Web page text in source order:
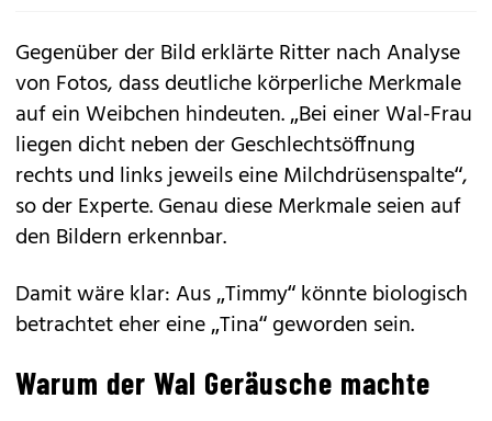
Gegenüber der Bild erklärte Ritter nach Analyse
von Fotos, dass deutliche körperliche Merkmale
auf ein Weibchen hindeuten. „Bei einer Wal-Frau
liegen dicht neben der Geschlechtsöffnung
rechts und links jeweils eine Milchdrüsenspalte“,
so der Experte. Genau diese Merkmale seien auf
den Bildern erkennbar.
Damit wäre klar: Aus „Timmy“ könnte biologisch
betrachtet eher eine „Tina“ geworden sein.
Warum der Wal Geräusche machte